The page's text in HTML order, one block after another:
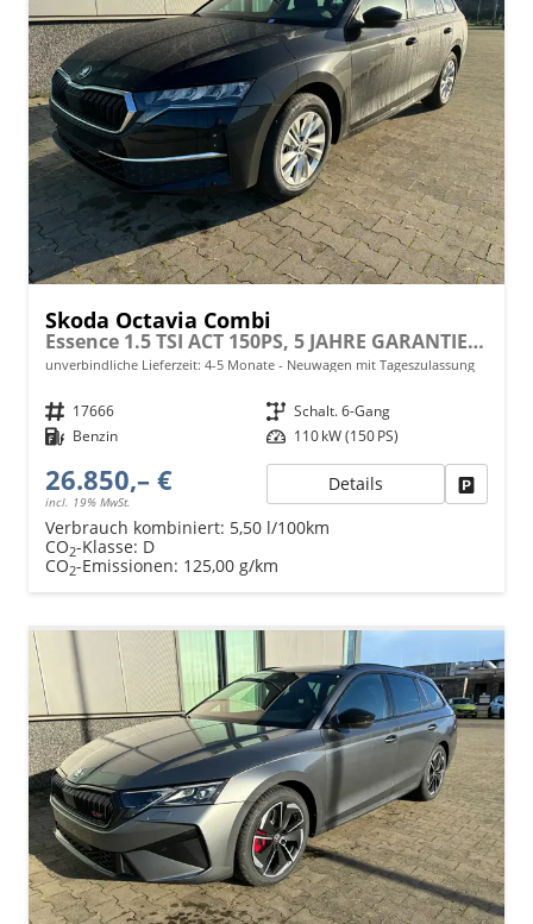
Skoda Octavia Combi
Essence 1.5 TSI ACT 150PS, 5 JAHRE GARANTIE, Climatronic, Parksensoren hinten, Sitzheizung, LED-Scheinwerfer, Radio 10" + Wireless Smartlink, Tempomat, Lederlenkrad, Dachreling
unverbindliche Lieferzeit: 4-5 Monate Neuwagen mit Tageszulassung
Fahrzeugnr. 17666 Getriebe Schalt. 6-Gang
Kraftstoff Benzin Leistung 110 kW (150 PS)
26.850,– €
incl. 19% MwSt.
Details
Verbrauch kombiniert: 5,50 l/100km
CO2-Klasse: D
CO2-Emissionen: 125,00 g/km